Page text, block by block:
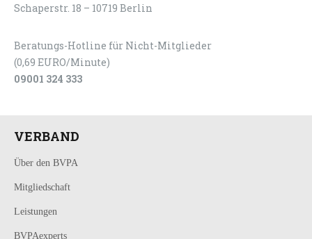
Schaperstr. 18 – 10719 Berlin
Beratungs-Hotline für Nicht-Mitglieder
(0,69 EURO/Minute)
09001 324 333
VERBAND
Über den BVPA
Mitgliedschaft
Leistungen
BVPAexperts